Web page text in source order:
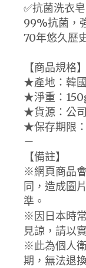
✅抗菌洗衣
99%抗菌，
70年悠久歷
【商品規格】
★產地：韓國
★淨重：
★貨源：公
★保存期限
－
【備註】
※網頁商品
同，造成圖
準。
※因日本時
見諒，請以
※此為個人
期，無法退